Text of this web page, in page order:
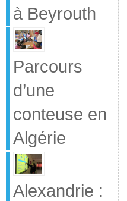
à Beyrouth
Parcours
d’une
conteuse en
Algérie
Alexandrie :